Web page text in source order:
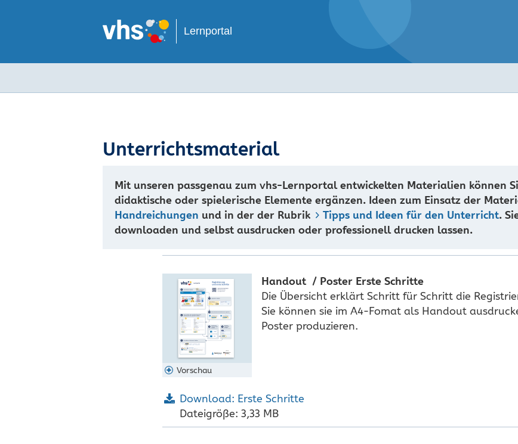
Lernportal
Unterrichtsmaterial
Mit unseren passgenau zum vhs-Lernportal entwickelten Materialien können
didaktische oder spielerische Elemente ergänzen. Ideen zum Einsatz der
Handreichungen und in der der Rubrik Tipps und Ideen für den Unterricht.
downloaden und selbst ausdrucken oder professionell drucken lassen.
Vorschau
Handout / Poster Erste Schritte
Die Übersicht erklärt Schritt für Schritt die
Sie können sie im A4-Fomat als Handout
Poster produzieren.
Download: Erste Schritte
Dateigröße: 3,33 MB